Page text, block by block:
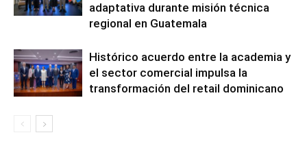
adaptativa durante misión técnica
regional en Guatemala
Histórico acuerdo entre la academia y
el sector comercial impulsa la
transformación del retail dominicano